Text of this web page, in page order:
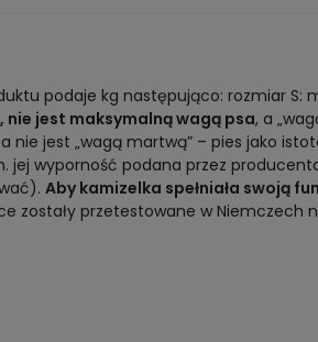
podaje kg następująco: rozmiar S:
jest maksymalną wagą psa, a
nie jest „wagą martwą” – pies jako
jej wyporność podana przez
Aby kamizelka spełniała swoją
zostały przetestowane w Niemczech